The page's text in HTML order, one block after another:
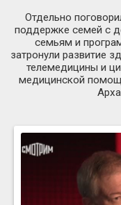
Отдельно
поддержке семей с
семьям и
затронули развитие
телемедицины и
медицинской